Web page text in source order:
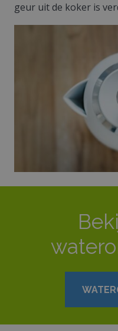
geur uit de koker is